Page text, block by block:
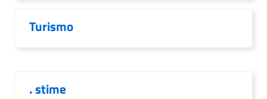
Turismo
. stime